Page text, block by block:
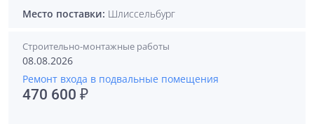
Место поставки: Шлиссельбург
Строительно-монтажные работы
08.08.2026
Ремонт входа в подвальные помещения
470 600 ₽